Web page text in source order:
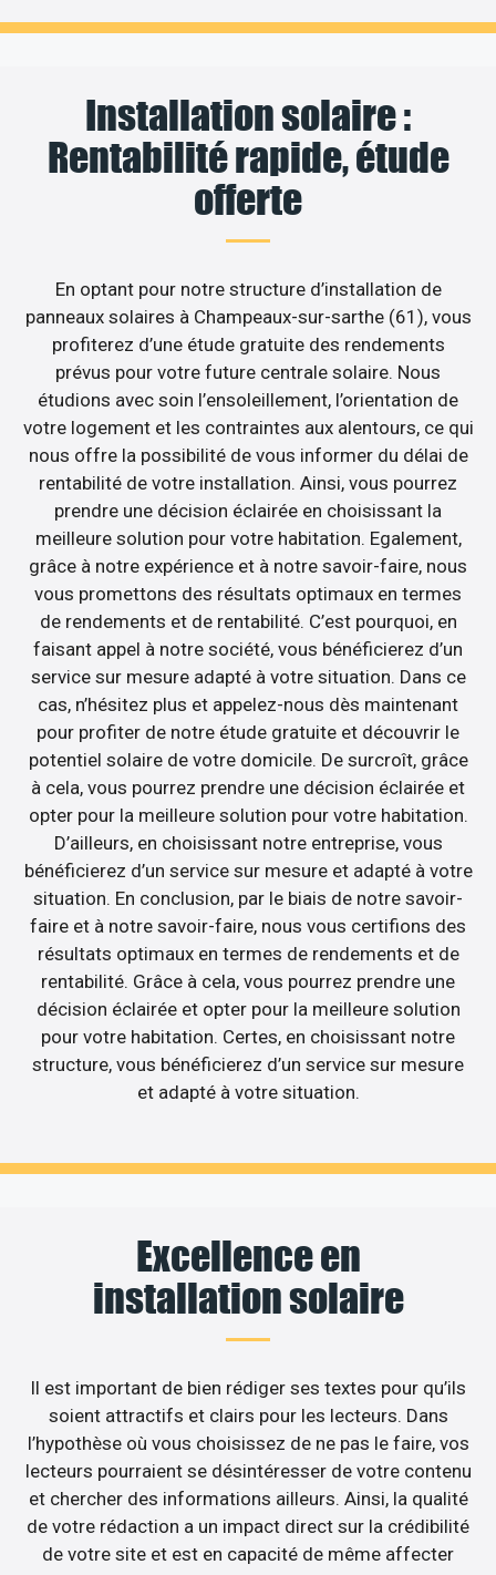
Installation solaire :
Rentabilité rapide, étude
offerte
En optant pour notre structure d’installation de
panneaux solaires à Champeaux-sur-sarthe (61), vous
profiterez d’une étude gratuite des rendements
prévus pour votre future centrale solaire. Nous
étudions avec soin l’ensoleillement, l’orientation de
votre logement et les contraintes aux alentours, ce qui
nous offre la possibilité de vous informer du délai de
rentabilité de votre installation. Ainsi, vous pourrez
prendre une décision éclairée en choisissant la
meilleure solution pour votre habitation. Egalement,
grâce à notre expérience et à notre savoir-faire, nous
vous promettons des résultats optimaux en termes
de rendements et de rentabilité. C’est pourquoi, en
faisant appel à notre société, vous bénéficierez d’un
service sur mesure adapté à votre situation. Dans ce
cas, n’hésitez plus et appelez-nous dès maintenant
pour profiter de notre étude gratuite et découvrir le
potentiel solaire de votre domicile. De surcroît, grâce
à cela, vous pourrez prendre une décision éclairée et
opter pour la meilleure solution pour votre habitation.
D’ailleurs, en choisissant notre entreprise, vous
bénéficierez d’un service sur mesure et adapté à votre
situation. En conclusion, par le biais de notre savoir-
faire et à notre savoir-faire, nous vous certifions des
résultats optimaux en termes de rendements et de
rentabilité. Grâce à cela, vous pourrez prendre une
décision éclairée et opter pour la meilleure solution
pour votre habitation. Certes, en choisissant notre
structure, vous bénéficierez d’un service sur mesure
et adapté à votre situation.
Excellence en
installation solaire
Il est important de bien rédiger ses textes pour qu’ils
soient attractifs et clairs pour les lecteurs. Dans
l’hypothèse où vous choisissez de ne pas le faire, vos
lecteurs pourraient se désintéresser de votre contenu
et chercher des informations ailleurs. Ainsi, la qualité
de votre rédaction a un impact direct sur la crédibilité
de votre site et est en capacité de même affecter